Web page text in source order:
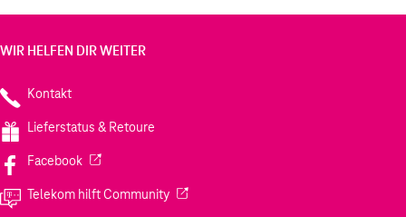
WIR HELFEN DIR WEITER
Kontakt
Lieferstatus & Retoure
Facebook(Wird in einem neuen Tab geöffnet)
Telekom hilft Community(Wird in einem neuen Tab geöffnet)